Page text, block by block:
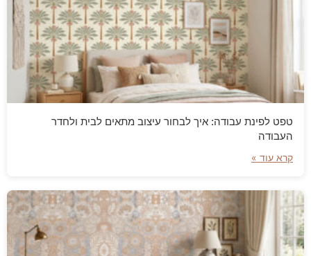
טפט לפינת עבודה: איך לבחור עיצוב מתאים לבית ולחדר
העבודה
קרא עוד »